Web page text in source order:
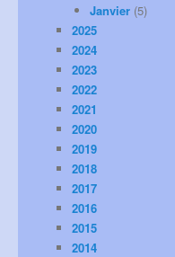
Janvier (5)
2025
2024
2023
2022
2021
2020
2019
2018
2017
2016
2015
2014